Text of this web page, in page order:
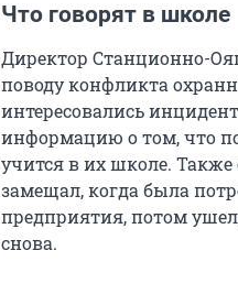
Что говорят в школе
Директор Станционно-
поводу конфликта
интересовались
информацию о том, что
учится в их школе.
замещал, когда была
предприятия, потом
снова.